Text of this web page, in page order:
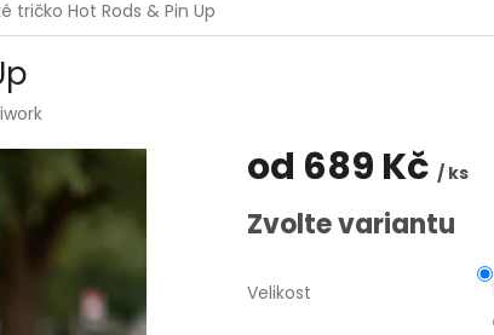
tričko Hot Rods & Pin Up
od 689 Kč / ks
Měrná
cena:
Zvolte variantu
Velikost